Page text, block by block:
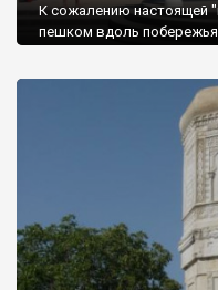
К сожалению настоящей
пешком вдоль